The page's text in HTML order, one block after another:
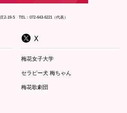
2-19-5 TEL：072-643-6221（代表）
梅花女子大学
セラピー犬 梅ちゃん
梅花歌劇団